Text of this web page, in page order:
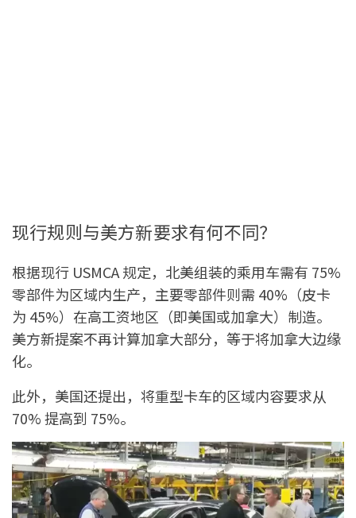
现行规则与美方新要求有何不同？
根据现行 USMCA 规定，北美组装的乘用车需有 75%
零部件为区域内生产，主要零部件则需 40%（皮卡
为 45%）在高工资地区（即美国或加拿大）制造。
美方新提案不再计算加拿大部分，等于将加拿大边缘
化。
此外，美国还提出，将重型卡车的区域内容要求从
70% 提高到 75%。